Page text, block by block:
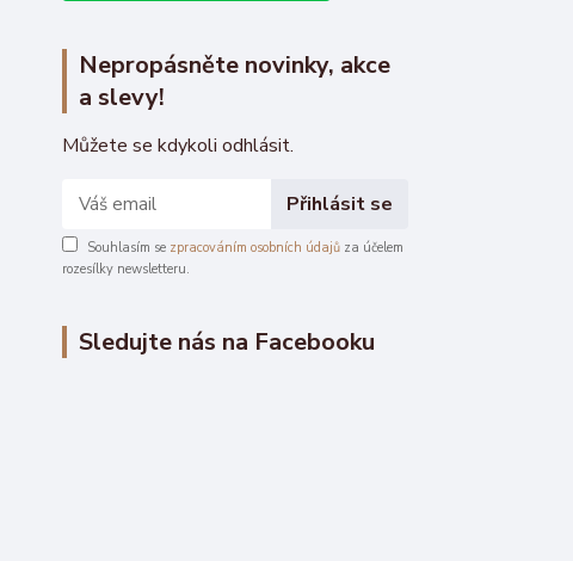
Nepropásněte novinky, akce
a slevy!
Můžete se kdykoli odhlásit.
Přihlásit se
Souhlasím se zpracováním osobních údajů za účelem
rozesílky newsletteru.
Sledujte nás na Facebooku